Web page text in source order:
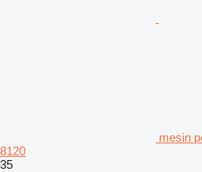
mesin
8120
35